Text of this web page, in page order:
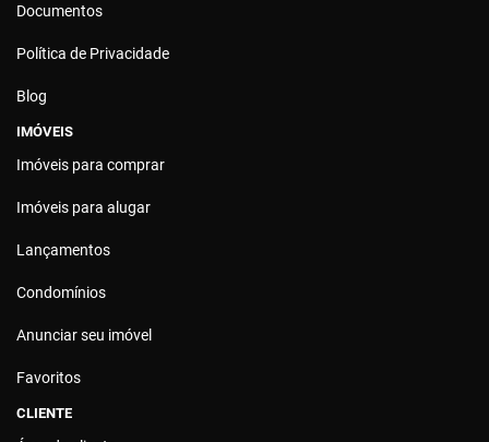
Documentos
Política de Privacidade
Blog
IMÓVEIS
Imóveis para comprar
Imóveis para alugar
Lançamentos
Condomínios
Anunciar seu imóvel
Favoritos
CLIENTE